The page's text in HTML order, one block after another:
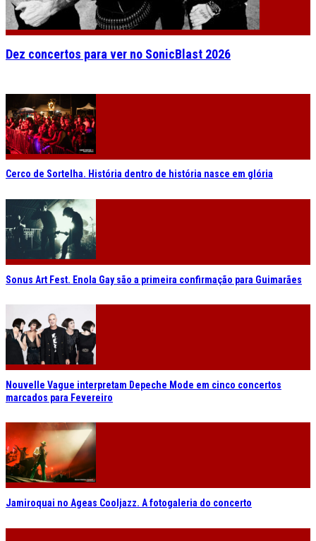
Dez concertos para ver no SonicBlast 2026
Cerco de Sortelha. História dentro de história nasce em glória
Sonus Art Fest. Enola Gay são a primeira confirmação para Guimarães
Nouvelle Vague interpretam Depeche Mode em cinco concertos
marcados para Fevereiro
Jamiroquai no Ageas Cooljazz. A fotogaleria do concerto